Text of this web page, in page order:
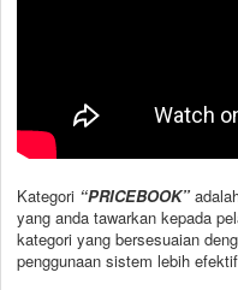
Kategori “PRICEBOOK”
yang anda tawarkan kepada
kategori yang bersesuaian
penggunaan sistem lebih